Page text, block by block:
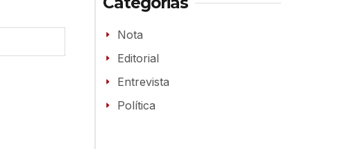
Nota
Editorial
Entrevista
Política